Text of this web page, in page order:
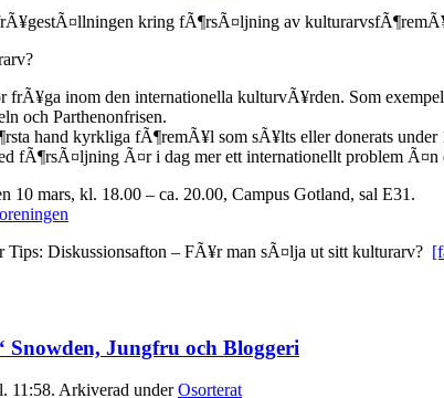
kring fÃ¶rsÃ¤ljning av
frÃ¥ga inom den internationella kulturvÃ¥rden. Som
och Parthenonfrisen.
hand kyrkliga fÃ¶remÃ¥l som sÃ¥lts eller donerats
fÃ¶rsÃ¤ljning Ã¤r i dag mer ett internationellt problem
10 mars, kl. 18.00 – ca. 20.00, Campus Gotland, sal E31.
Tips: Diskussionsafton – FÃ¥r man sÃ¤lja ut sitt kulturarv?
Snowden, Jungfru och Bloggeri
11:58. Arkiverad underOsorterat